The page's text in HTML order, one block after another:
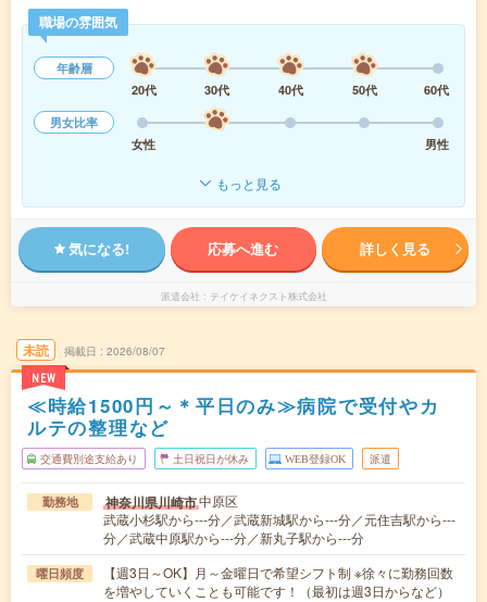
職場の雰囲気
年齢層
20代
30代 40代 50代
60代
男女比率
女性
男性
もっと見る
気になる! 応募へ進む 詳しく見る
派遣会社 テイケイネクスト株式会社
未読
NEW
掲載日 2026/08/07
≪時給1500円～＊平日のみ≫病院で受付やカ
ルテの整理など
交通費別途支給あり 土日祝日が休み WEB登録OK 派遣
勤務地 神奈川県川崎市中原区
武蔵小杉駅から---分／武蔵新城駅から---分／元住吉駅から---
分／武蔵中原駅から---分／新丸子駅から---分
曜日頻度
【週3日～OK】月～金曜日で希望シフト制 ※徐々に勤務回数
を増やしていくことも可能です！（最初は週3日からなど）